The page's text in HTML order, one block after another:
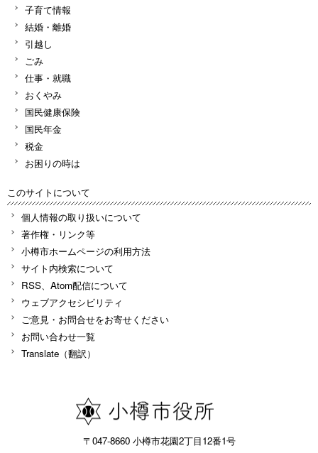
子育て情報
結婚・離婚
引越し
ごみ
仕事・就職
おくやみ
国民健康保険
国民年金
税金
お困りの時は
このサイトについて
個人情報の取り扱いについて
著作権・リンク等
小樽市ホームページの利用方法
サイト内検索について
RSS、Atom配信について
ウェブアクセシビリティ
ご意見・お問合せをお寄せください
お問い合わせ一覧
Translate（翻訳）
〒047-8660 小樽市花園2丁目12番1号